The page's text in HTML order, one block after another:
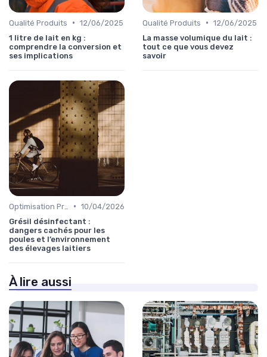
Qualité Produits • 12/06/2025
1 litre de lait en kg :
comprendre la conversion et
ses implications
Qualité Produits • 12/06/2025
La masse volumique du lait :
tout ce que vous devez
savoir
• 10/04/2026
Grésil désinfectant :
dangers cachés pour les
poules et l’environnement
des élevages laitiers
À lire aussi